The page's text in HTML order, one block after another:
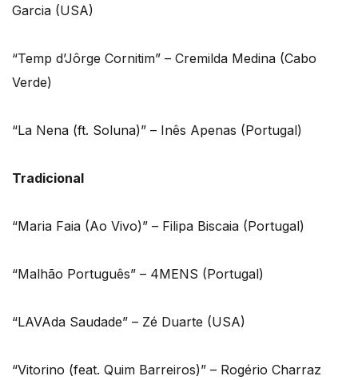
Garcia (USA)
“Temp d’Jôrge Cornitim” – Cremilda Medina (Cabo
Verde)
“La Nena (ft. Soluna)” – Inês Apenas (Portugal)
Tradicional
“Maria Faia (Ao Vivo)” – Filipa Biscaia (Portugal)
“Malhão Português” – 4MENS (Portugal)
“LAVAda Saudade” – Zé Duarte (USA)
“Vitorino (feat. Quim Barreiros)” – Rogério Charraz